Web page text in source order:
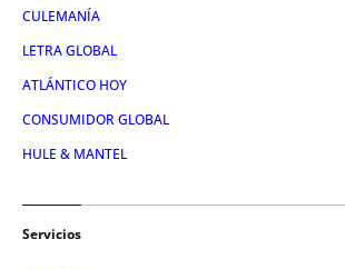
CULEMANÍA
LETRA GLOBAL
ATLÁNTICO HOY
CONSUMIDOR GLOBAL
HULE & MANTEL
Servicios